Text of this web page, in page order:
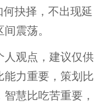
抉择，不出现延
震荡。
观点，建议仅供
力重要，策划比
慧比吃苦重要，